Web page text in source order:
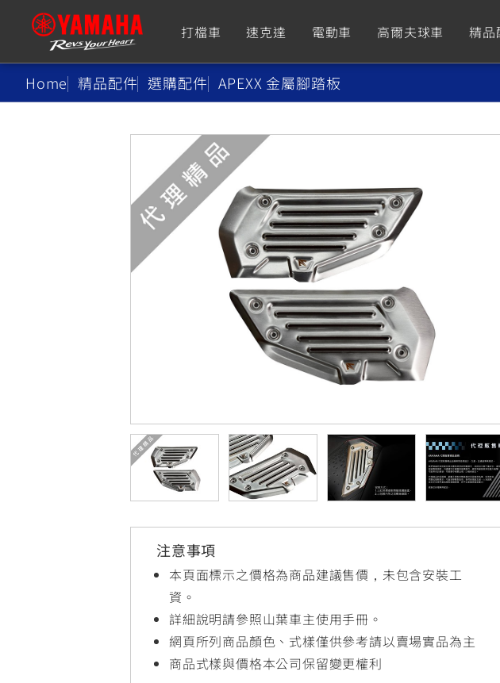
打檔車 速克達 電動車 高爾夫球車 精品
Super Sport
YZF-R9
550+
YZF-R7
550+
YZF-R15
150
MT-09 Y-AMT
550+
550+
MT-03
Premium
TMAX
550+
AUGUR
150
CYGNUS XR
150
125
FORCE 2.0
RS NEO
125
2.5 kw
追蹤愛車
Home 精品配件 選購配件 APEXX 金屬腳踏板
注意事項
本頁面標示之價格為商品建議售價，未包含安裝工
資。
詳細說明請參照山葉車主使用手冊。
網頁所列商品顏色、式樣僅供參考請以賣場實品為主
商品式樣與價格本公司保留變更權利